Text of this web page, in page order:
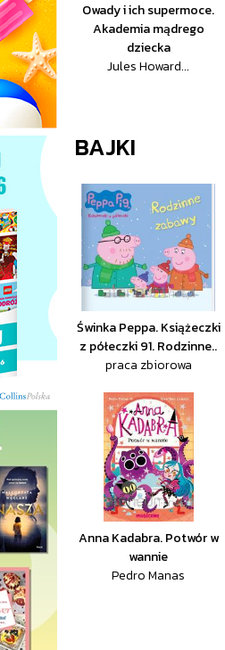
Owady i ich supermoce.
Akademia mądrego
dziecka
Jules Howard...
BAJKI
Świnka Peppa. Książeczki
z półeczki 91. Rodzinne..
praca zbiorowa
Anna Kadabra. Potwór w
wannie
Pedro Manas